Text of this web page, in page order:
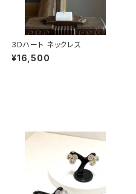
3Dハート ネックレス
¥16,500